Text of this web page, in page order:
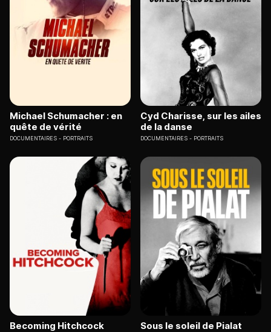
Michael Schumacher : en
quête de vérité
DOCUMENTAIRES PORTRAITS
Cyd Charisse, sur les ailes
de la danse
DOCUMENTAIRES PORTRAITS
Becoming Hitchcock Sous le soleil de Pialat